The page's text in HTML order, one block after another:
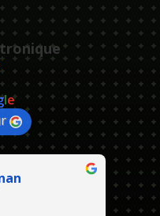
le